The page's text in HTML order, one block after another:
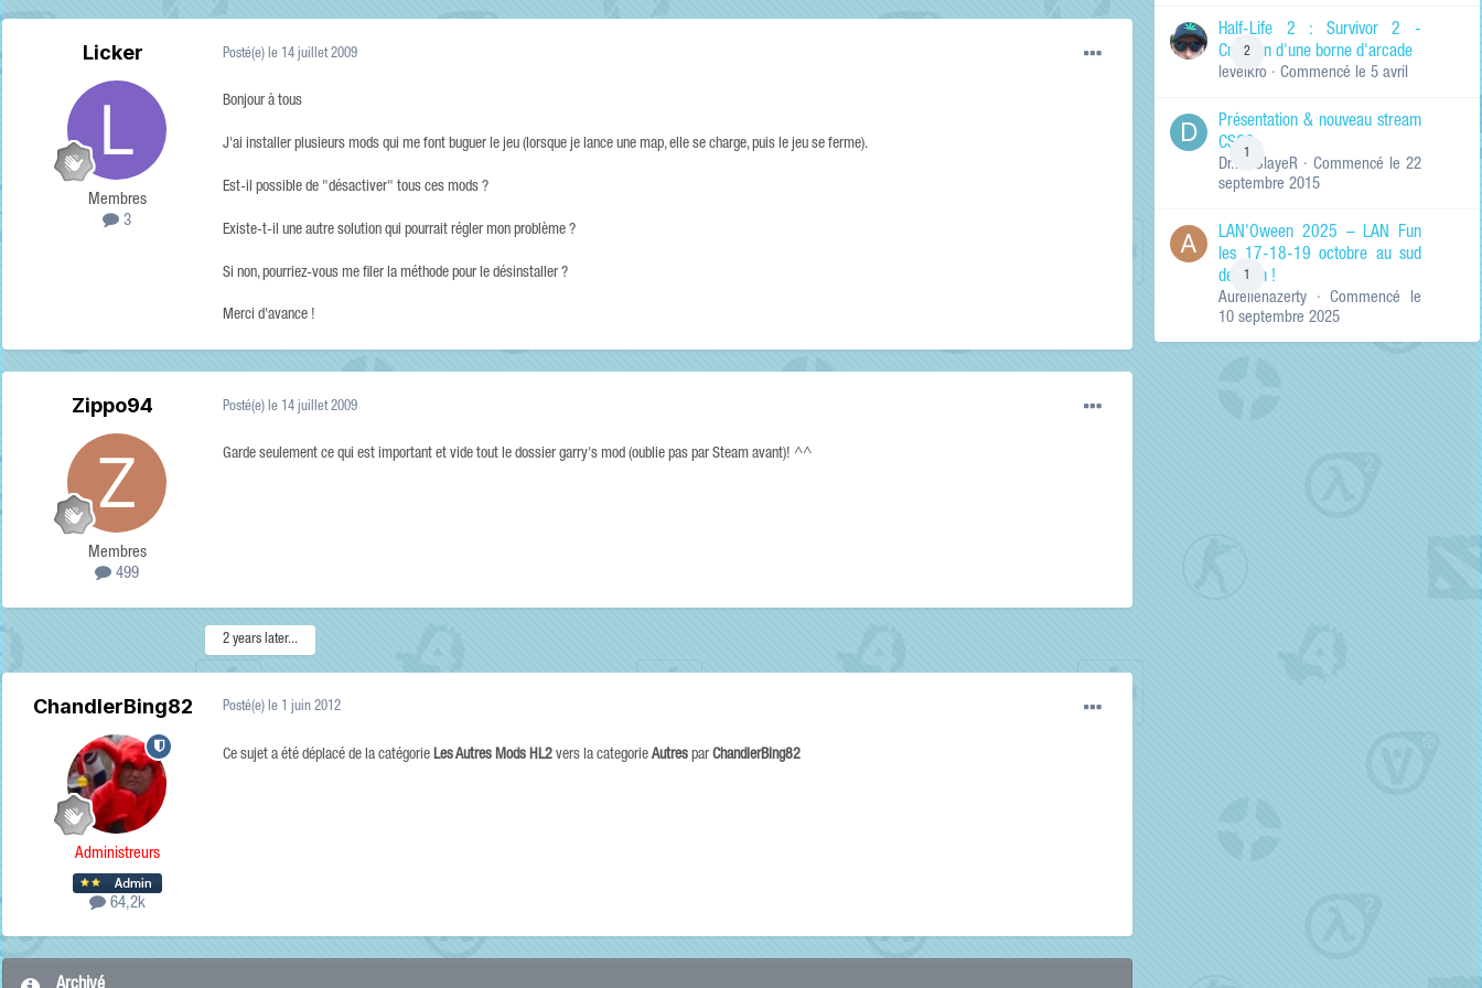
RECHERCHER LES
Titres et corps
Titres des
uniquement
Licker
Membres
3
Posté(e) le 14 juillet 2009
Bonjour à tous
J'ai installer plusieurs mods qui me font buguer le jeu (lorsque je lance une map, elle se charge, puis le jeu se ferme).
Est-il possible de "désactiver" tous ces mods ?
Existe-t-il une autre solution qui pourrait régler mon problème ?
Si non, pourriez-vous me filer la méthode pour le désinstaller ?
Merci d'avance !
Zippo94
Membres
499
Posté(e) le 14 juillet 2009
Garde seulement ce qui est important et vide tout le dossier garry's mod (oublie pas par Steam avant)! ^^
2 years later...
ChandlerBing82
Administreurs
64,2k
Posté(e) le 1 juin 2012
Ce sujet a été déplacé de la catégorie Les Autres Mods HL2 vers la categorie Autres par ChandlerBing82
2
Half-Life 2 : Survivor 2 -
Création d'une borne d'arcade
levelkro · Commencé le 5 avril
1
Présentation & nouveau stream
CSGO
Dr.KinSlayeR · Commencé le 22
septembre 2015
1
LAN'Oween 2025 – LAN Fun
les 17-18-19 octobre au sud
de Lyon !
Aurelienazerty · Commencé le
10 septembre 2025